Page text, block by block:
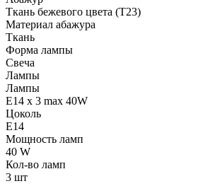
Ткань бежевого цвета (T23)
Материал абажура
Ткань
Форма лампы
Свеча
Лампы
Лампы
E14 x 3 max 40W
Цоколь
E14
Мощность ламп
40 W
Кол-во ламп
3 шт